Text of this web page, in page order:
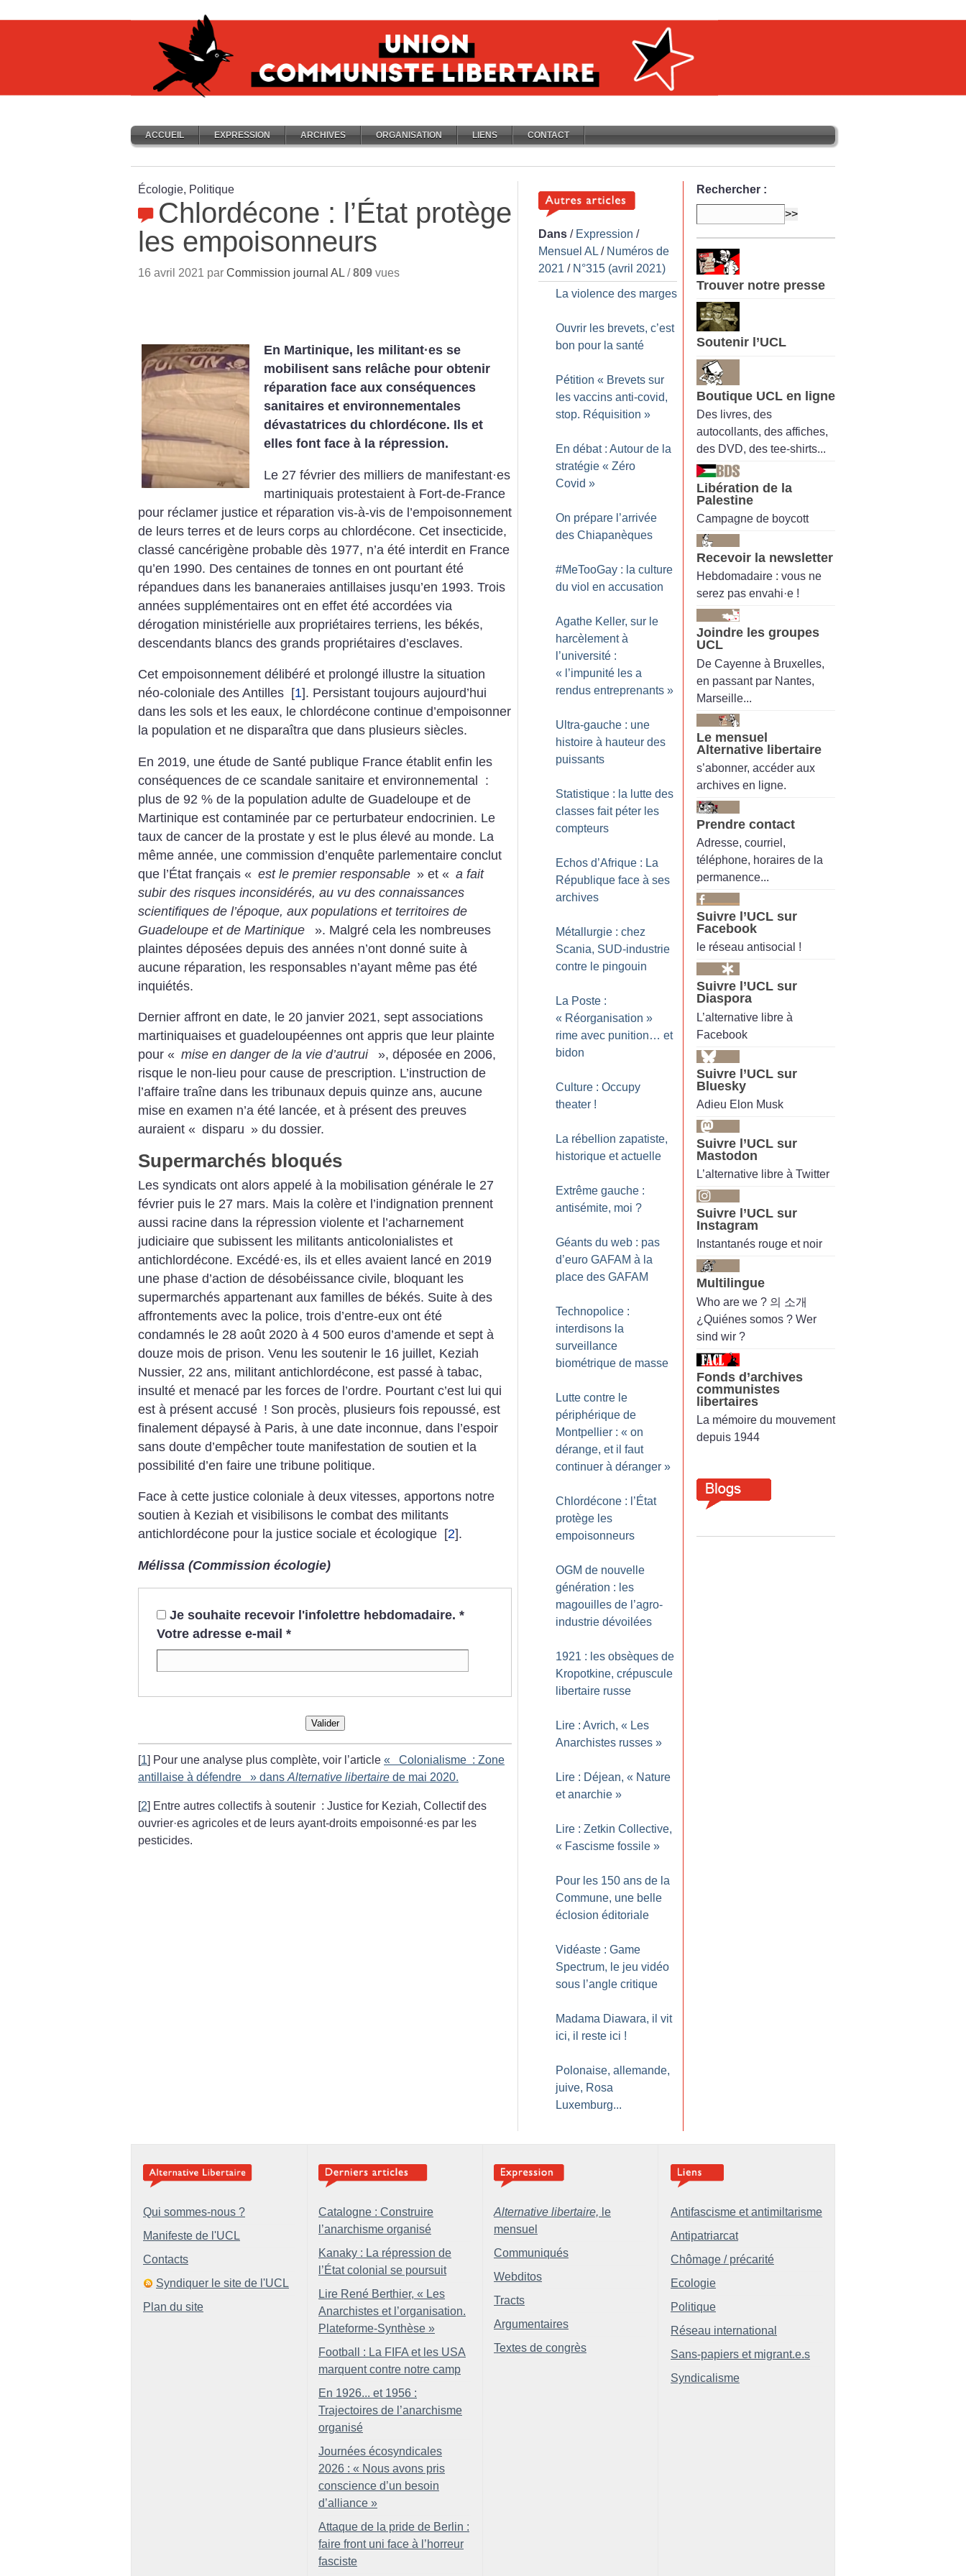
ACCUEIL EXPRESSION ARCHIVES ORGANISATION LIENS CONTACT
Écologie, Politique
Chlordécone : l’État protège
les empoisonneurs
16 avril 2021 par Commission journal AL /809 vues
En Martinique, les militant·es se
mobilisent sans relâche pour obtenir
réparation face aux conséquences
sanitaires et environnementales
dévastatrices du chlordécone. Ils et
elles font face à la répression.
Le 27 février des milliers de manifestant·es
martiniquais protestaient à Fort-de-France
pour réclamer justice et réparation vis-à-vis de l’empoisonnement
de leurs terres et de leurs corps au chlordécone. Cet insecticide,
classé cancérigène probable dès 1977, n’a été interdit en France
qu’en 1990. Des centaines de tonnes en ont pourtant été
répandues dans les bananeraies antillaises jusqu’en 1993. Trois
années supplémentaires ont en effet été accordées via
dérogation ministérielle aux propriétaires terriens, les békés,
descendants blancs des grands propriétaires d’esclaves.
Cet empoisonnement délibéré et prolongé illustre la situation
néo-coloniale des Antilles [1]. Persistant toujours aujourd’hui
dans les sols et les eaux, le chlordécone continue d’empoisonner
la population et ne disparaîtra que dans plusieurs siècles.
En 2019, une étude de Santé publique France établit enfin les
conséquences de ce scandale sanitaire et environnemental :
plus de 92 % de la population adulte de Guadeloupe et de
Martinique est contaminée par ce perturbateur endocrinien. Le
taux de cancer de la prostate y est le plus élevé au monde. La
même année, une commission d’enquête parlementaire conclut
que l’État français « est le premier responsable » et « a fait
subir des risques inconsidérés, au vu des connaissances
scientifiques de l’époque, aux populations et territoires de
Guadeloupe et de Martinique
». Malgré cela les nombreuses
plaintes déposées depuis des années n’ont donné suite à
aucune réparation, les responsables n’ayant même pas été
inquiétés.
Dernier affront en date, le 20 janvier 2021, sept associations
martiniquaises et guadeloupéennes ont appris que leur plainte
pour « mise en danger de la vie d’autrui
», déposée en 2006,
risque le non-lieu pour cause de prescription. L’instruction de
l’affaire traîne dans les tribunaux depuis quinze ans, aucune
mise en examen n’a été lancée, et à présent des preuves
auraient « disparu » du dossier.
Supermarchés bloqués
Les syndicats ont alors appelé à la mobilisation générale le 27
février puis le 27 mars. Mais la colère et l’indignation prennent
aussi racine dans la répression violente et l’acharnement
judiciaire que subissent les militants anticolonialistes et
antichlordécone. Excédé·es, ils et elles avaient lancé en 2019
une phase d’action de désobéissance civile, bloquant les
supermarchés appartenant aux familles de békés. Suite à des
affrontements avec la police, trois d’entre-eux ont été
condamnés le 28 août 2020 à 4 500 euros d’amende et sept à
douze mois de prison. Venu les soutenir le 16 juillet, Keziah
Nussier, 22 ans, militant antichlordécone, est passé à tabac,
insulté et menacé par les forces de l’ordre. Pourtant c’est lui qui
est à présent accusé ! Son procès, plusieurs fois repoussé, est
finalement dépaysé à Paris, à une date inconnue, dans l’espoir
sans doute d’empêcher toute manifestation de soutien et la
possibilité d’en faire une tribune politique.
Face à cette justice coloniale à deux vitesses, apportons notre
soutien à Keziah et visibilisons le combat des militants
antichlordécone pour la justice sociale et écologique [2].
Mélissa (Commission écologie)
Je souhaite recevoir l'infolettre hebdomadaire. *
Votre adresse e-mail *
Valider
1 Pour une analyse plus complète, voir l’article «
Colonialisme : Zone
antillaise à défendre
» dansAlternative libertaire de mai 2020.
2
Entre autres collectifs à soutenir : Justice for Keziah, Collectif des
ouvrier·es agricoles et de leurs ayant-droits empoisonné·es par les
pesticides.
Dans / Expression /
Mensuel AL / Numéros de
2021 / N°315 (avril 2021)
La violence des marges
Ouvrir les brevets, c’est
bon pour la santé
Pétition « Brevets sur
les vaccins anti-covid,
stop. Réquisition »
En débat : Autour de la
stratégie « Zéro
Covid »
On prépare l’arrivée
des Chiapanèques
#MeTooGay : la culture
du viol en accusation
Agathe Keller, sur le
harcèlement à
l’université :
« l’impunité les a
rendus entreprenants »
Ultra-gauche : une
histoire à hauteur des
puissants
Statistique : la lutte des
classes fait péter les
compteurs
Echos d’Afrique : La
République face à ses
archives
Métallurgie : chez
Scania, SUD-industrie
contre le pingouin
La Poste :
« Réorganisation »
rime avec punition… et
bidon
Culture : Occupy
theater !
La rébellion zapatiste,
historique et actuelle
Extrême gauche :
antisémite, moi ?
Géants du web : pas
d’euro GAFAM à la
place des GAFAM
Technopolice :
interdisons la
surveillance
biométrique de masse
Lutte contre le
périphérique de
Montpellier : « on
dérange, et il faut
continuer à déranger »
Chlordécone : l’État
protège les
empoisonneurs
OGM de nouvelle
génération : les
magouilles de l’agro-
industrie dévoilées
1921 : les obsèques de
Kropotkine, crépuscule
libertaire russe
Lire : Avrich, « Les
Anarchistes russes »
Lire : Déjean, « Nature
et anarchie »
Lire : Zetkin Collective,
« Fascisme fossile »
Pour les 150 ans de la
Commune, une belle
éclosion éditoriale
Vidéaste : Game
Spectrum, le jeu vidéo
sous l’angle critique
Madama Diawara, il vit
ici, il reste ici !
Polonaise, allemande,
juive, Rosa
Luxemburg...
Rechercher :
Trouver notre presse
Soutenir l’UCL
Boutique UCL en ligne
Des livres, des
autocollants, des affiches,
des DVD, des tee-shirts...
Libération de la
Palestine
Campagne de boycott
Recevoir la newsletter
Hebdomadaire : vous ne
serez pas envahi·e !
Joindre les groupes
UCL
De Cayenne à Bruxelles,
en passant par Nantes,
Marseille...
Le mensuel
Alternative libertaire
s’abonner, accéder aux
archives en ligne.
Prendre contact
Adresse, courriel,
téléphone, horaires de la
permanence...
Suivre l’UCL sur
Facebook
le réseau antisocial !
Suivre l’UCL sur
Diaspora
L’alternative libre à
Facebook
Suivre l’UCL sur
Bluesky
Adieu Elon Musk
Suivre l’UCL sur
Mastodon
L’alternative libre à Twitter
Suivre l’UCL sur
Instagram
Instantanés rouge et noir
Multilingue
Who are we ? 의 소개
¿Quiénes somos ? Wer
sind wir ?
Fonds d’archives
communistes
libertaires
La mémoire du mouvement
depuis 1944
Qui sommes-nous ?
Manifeste de l'UCL
Contacts
Syndiquer le site de l'UCL
Plan du site
Catalogne : Construire
l’anarchisme organisé
Kanaky : La répression de
l’État colonial se poursuit
Lire René Berthier, « Les
Anarchistes et l’organisation.
Plateforme-Synthèse »
Football : La FIFA et les USA
marquent contre notre camp
En 1926... et 1956 :
Trajectoires de l’anarchisme
organisé
Journées écosyndicales
2026 : « Nous avons pris
conscience d’un besoin
d’alliance »
Attaque de la pride de Berlin :
faire front uni face à l’horreur
fasciste
Alternative libertaire, le
mensuel
Communiqués
Webditos
Tracts
Argumentaires
Textes de congrès
Antifascisme et antimiltarisme
Antipatriarcat
Chômage / précarité
Ecologie
Politique
Réseau international
Sans-papiers et migrant.e.s
Syndicalisme